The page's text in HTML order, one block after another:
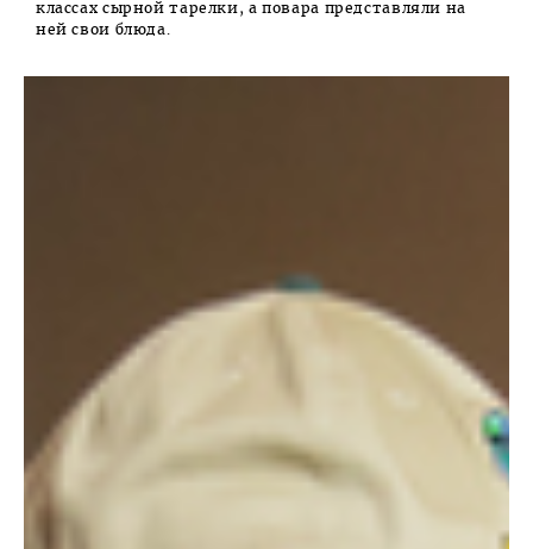
классах сырной тарелки, а повара представляли на
ней свои блюда.